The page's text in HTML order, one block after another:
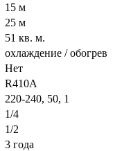
15 м
25 м
51 кв. м.
охлаждение / обогрев
Нет
R410A
220-240, 50, 1
1/4
1/2
3 года